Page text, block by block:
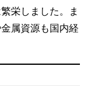
栄しました。ま
属資源も国内経